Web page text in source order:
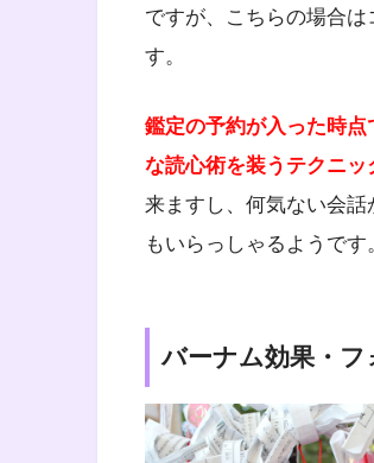
ですが、こちらの場合
す。
鑑定の予約が入った時
な読心術を装うテクニッ
来ますし、何気ない会
もいらっしゃるようです
バーナム効果・フ